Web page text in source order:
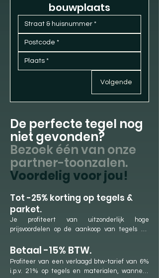
bouwplaats
Volgende
De perfecte tegel nog
niet gevonden?
Bezoek één van onze
partner-toonzalen.
Voordelig voor jou!
​Tot -25% korting op tegels &
parket.
Je profiteert van uitzonderlijk hoge
prijsvoordelen op de aankoop van tegels en
samenwerkingen met onze partner-
showrooms en ons jaarlijkse aankoopvolume.
We genieten hierdoor van lage aankoopprijzen
en hoge kortingen, die we rechtstreeks
Betaal -15% BTW.
Profiteer van een verlaagd btw-tarief van 6%
i.p.v. 21% op tegels en materialen, wanneer